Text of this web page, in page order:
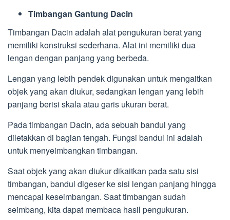
Timbangan Gantung Dacin
Timbangan Dacin adalah alat pengukuran berat yang
memiliki konstruksi sederhana. Alat ini memiliki dua
lengan dengan panjang yang berbeda.
Lengan yang lebih pendek digunakan untuk mengaitkan
objek yang akan diukur, sedangkan lengan yang lebih
panjang berisi skala atau garis ukuran berat.
Pada timbangan Dacin, ada sebuah bandul yang
diletakkan di bagian tengah. Fungsi bandul ini adalah
untuk menyeimbangkan timbangan.
Saat objek yang akan diukur dikaitkan pada satu sisi
timbangan, bandul digeser ke sisi lengan panjang hingga
mencapai keseimbangan. Saat timbangan sudah
seimbang, kita dapat membaca hasil pengukuran.